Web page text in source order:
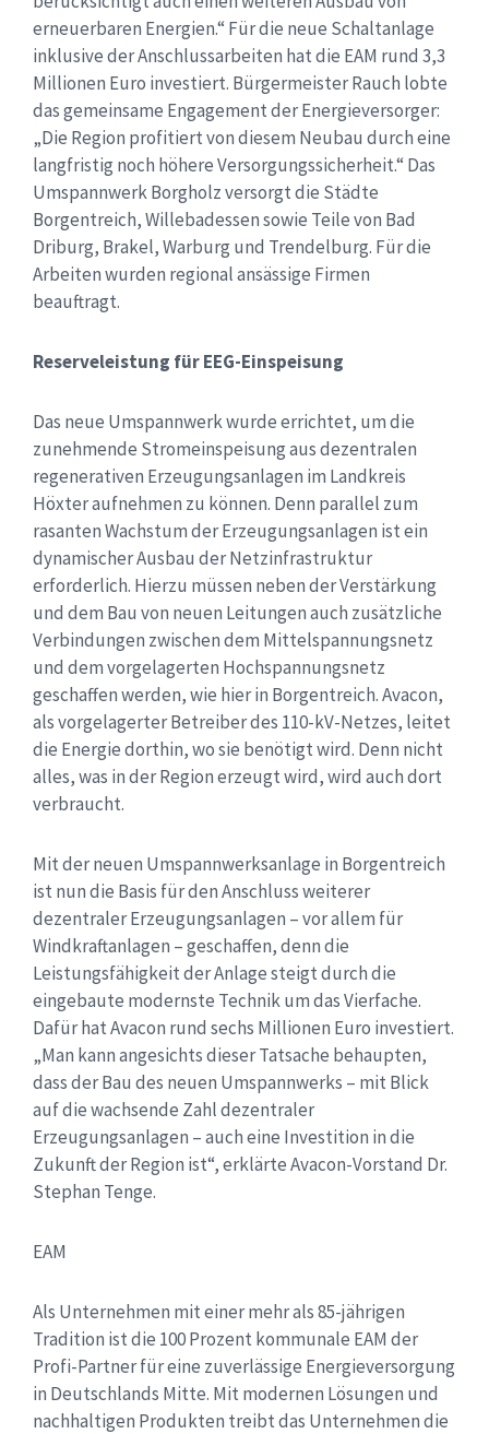
erneuerbaren Energien.“ Für die neue Schaltanlage
inklusive der Anschlussarbeiten hat die EAM rund 3,3
Millionen Euro investiert. Bürgermeister Rauch lobte
das gemeinsame Engagement der Energieversorger:
„Die Region profitiert von diesem Neubau durch eine
langfristig noch höhere Versorgungssicherheit.“ Das
Umspannwerk Borgholz versorgt die Städte
Borgentreich, Willebadessen sowie Teile von Bad
Driburg, Brakel, Warburg und Trendelburg. Für die
Arbeiten wurden regional ansässige Firmen
beauftragt.
Reserveleistung für EEG-Einspeisung
Das neue Umspannwerk wurde errichtet, um die
zunehmende Stromeinspeisung aus dezentralen
regenerativen Erzeugungsanlagen im Landkreis
Höxter aufnehmen zu können. Denn parallel zum
rasanten Wachstum der Erzeugungsanlagen ist ein
dynamischer Ausbau der Netzinfrastruktur
erforderlich. Hierzu müssen neben der Verstärkung
und dem Bau von neuen Leitungen auch zusätzliche
Verbindungen zwischen dem Mittelspannungsnetz
und dem vorgelagerten Hochspannungsnetz
geschaffen werden, wie hier in Borgentreich. Avacon,
als vorgelagerter Betreiber des 110-kV-Netzes, leitet
die Energie dorthin, wo sie benötigt wird. Denn nicht
alles, was in der Region erzeugt wird, wird auch dort
verbraucht.
Mit der neuen Umspannwerksanlage in Borgentreich
ist nun die Basis für den Anschluss weiterer
dezentraler Erzeugungsanlagen – vor allem für
Windkraftanlagen – geschaffen, denn die
Leistungsfähigkeit der Anlage steigt durch die
eingebaute modernste Technik um das Vierfache.
Dafür hat Avacon rund sechs Millionen Euro investiert.
„Man kann angesichts dieser Tatsache behaupten,
dass der Bau des neuen Umspannwerks – mit Blick
auf die wachsende Zahl dezentraler
Erzeugungsanlagen – auch eine Investition in die
Zukunft der Region ist“, erklärte Avacon-Vorstand Dr.
Stephan Tenge.
EAM
Als Unternehmen mit einer mehr als 85-jährigen
Tradition ist die 100 Prozent kommunale EAM der
Profi-Partner für eine zuverlässige Energieversorgung
in Deutschlands Mitte. Mit modernen Lösungen und
nachhaltigen Produkten treibt das Unternehmen die